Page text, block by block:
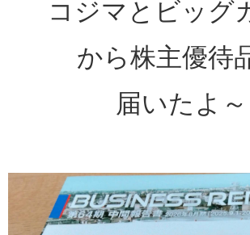
コジマとビッグ
から株主優待
届いたよ～